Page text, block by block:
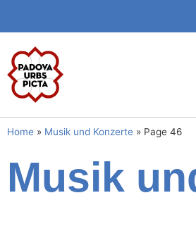
Home » Musik und Konzerte » Page 46
Musik